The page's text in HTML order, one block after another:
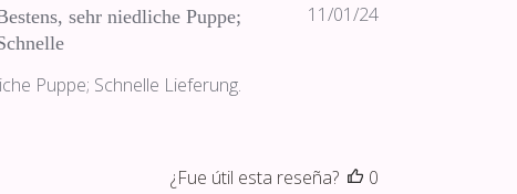
sehr niedliche Puppe;
Puppe; Schnelle Lieferung.
Fecha
11/01/24
¿Fue útil esta reseña?
0